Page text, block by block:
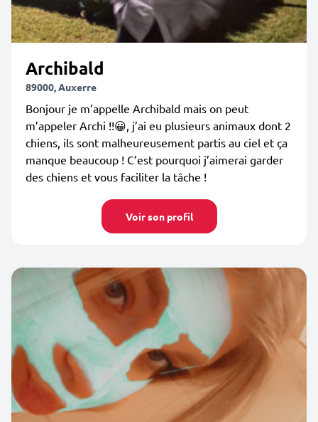
Archibald
89000, Auxerre
Bonjour je m’appelle Archibald mais on peut
m’appeler Archi !!😀, j’ai eu plusieurs animaux dont 2
chiens, ils sont malheureusement partis au ciel et ça
manque beaucoup ! C’est pourquoi j’aimerai garder
des chiens et vous faciliter la tâche !
Voir son profil